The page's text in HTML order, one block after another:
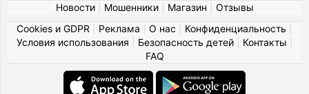
Новости| Мошенники| Магазин
Отзывы
Cookies и GDPR
Реклама О нас Конфиденциальность
Условия использования
Безопасность детей| Контакты
FAQ